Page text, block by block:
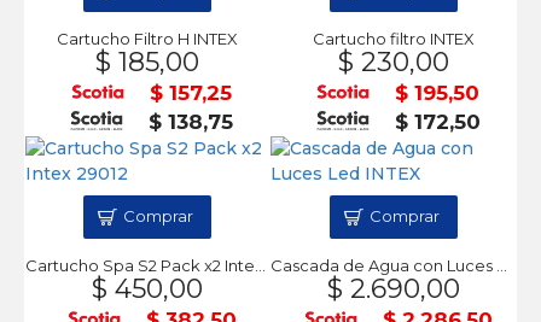
Cartucho Filtro H INTEX
$ 185,00
$ 157,25
$ 138,75
Cartucho filtro INTEX
$ 230,00
$ 195,50
$ 172,50
$ 450,00
Comprar
$ 2.690,00
Comprar